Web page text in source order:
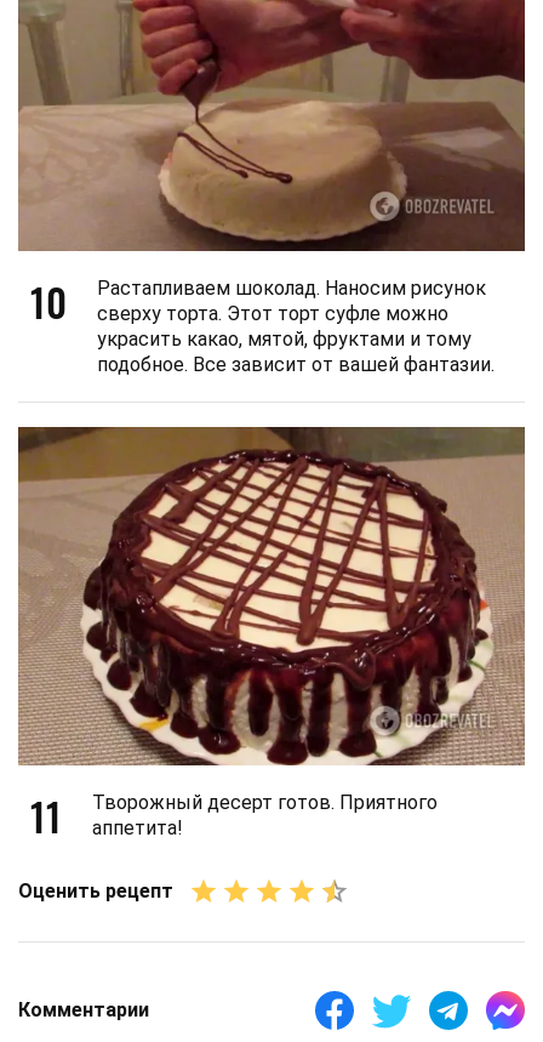
10
Растапливаем шоколад. Наносим рисунок
сверху торта. Этот торт суфле можно
украсить какао, мятой, фруктами и тому
подобное. Все зависит от вашей фантазии.
11
Творожный десерт готов. Приятного
аппетита!
Оценить рецепт
Комментарии